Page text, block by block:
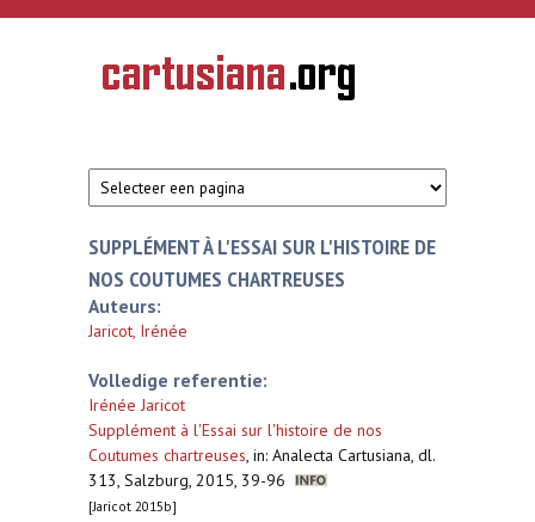
Overslaan en naar de inhoud gaan
CARTUSIANA
Geschiedenis
van de
SUPPLÉMENT À L'ESSAI SUR L'HISTOIRE DE
NOS COUTUMES CHARTREUSES
Auteurs:
Jaricot, Irénée
Volledige referentie:
Irénée Jaricot
Supplément à l'Essai sur l'histoire de nos
Coutumes chartreuses, in: Analecta Cartusiana, dl.
313, Salzburg, 2015, 39-96
[Jaricot 2015b]